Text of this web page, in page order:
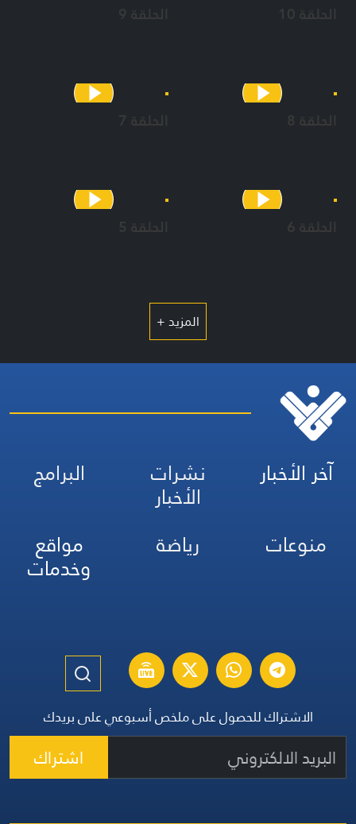
الحلقة 10 الحلقة 9
الحلقة 8 الحلقة 7
الحلقة 6 الحلقة 5
المزيد +
آخر الأخبار نشرات
الأخبار
البرامج
منوعات
رياضة مواقع
وخدمات
الاشتراك للحصول على ملخص أسبوعي على بريدك
اشتراك